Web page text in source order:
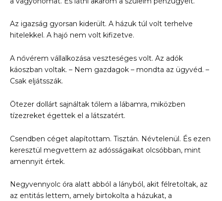
Az igazság gyorsan kiderült. A házuk túl volt terhelve
hitelekkel. A hajó nem volt kifizetve.
A nővérem vállalkozása veszteséges volt. Az adók
káoszban voltak. – Nem gazdagok – mondta az ügyvéd. –
Csak eljátsszák.
Ötezer dollárt sajnáltak tőlem a lábamra, miközben
tízezreket égettek el a látszatért.
Csendben céget alapítottam. Tisztán. Névtelenül. És ezen
keresztül megvettem az adósságaikat olcsóbban, mint
amennyit értek.
Negyvennyolc óra alatt abból a lányból, akit félretoltak, az
az entitás lettem, amely birtokolta a házukat, a